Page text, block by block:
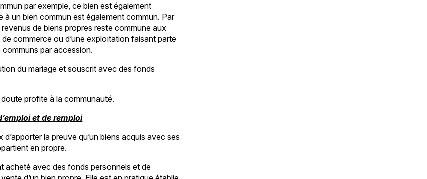
par exemple, ce bien est également
à un bien commun est également commun. Par
de biens propres reste commune aux
commerce ou d’une exploitation faisant parte
par accession.
du mariage et souscrit avec des fonds
profite à la communauté.
et de remploi
la preuve qu’un biens acquis avec ses
en propre.
acheté avec des fonds personnels et de